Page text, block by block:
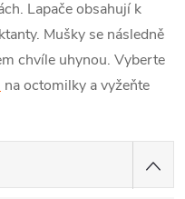
Lapače obsahují k
Mušky se následně
chvíle uhynou. Vyberte
na octomilky a vyžeňte